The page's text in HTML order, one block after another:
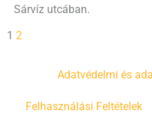
Sárvíz utcában.
1 2
Adatvédelmi és
Felhasználási Feltételek